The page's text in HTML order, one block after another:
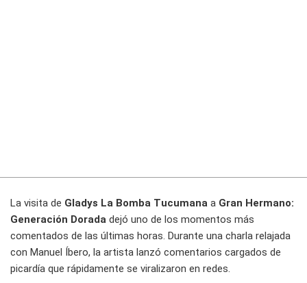
La visita de Gladys La Bomba Tucumana a Gran Hermano:
Generación Dorada dejó uno de los momentos más
comentados de las últimas horas. Durante una charla relajada
con Manuel Íbero, la artista lanzó comentarios cargados de
picardía que rápidamente se viralizaron en redes.